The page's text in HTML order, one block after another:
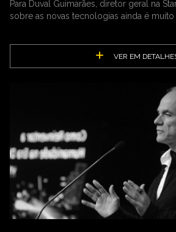
Para Duval Guimarães, diretor geral na
sobre as novas tecnologias ainda é muito
VER EM